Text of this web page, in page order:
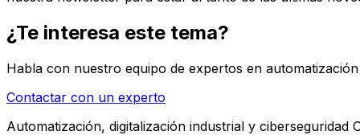
¿Te interesa este tema?
Habla con nuestro equipo de expertos en
Contactar con un experto
Automatización, digitalización industrial y ciberseguridad